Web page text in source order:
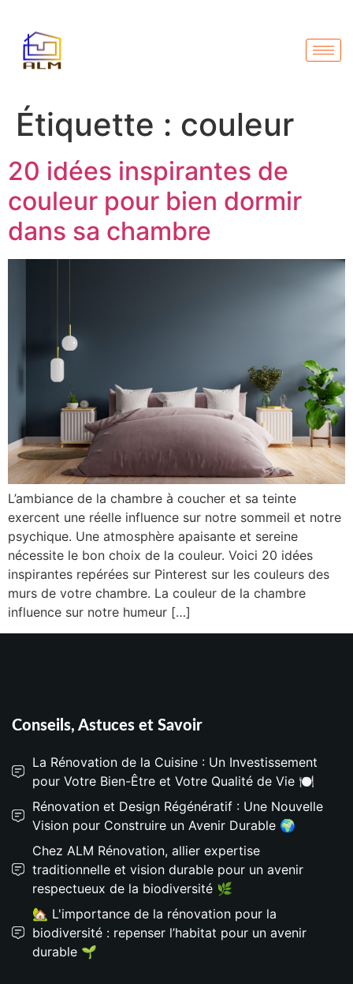
Étiquette : couleur
20 idées inspirantes de
couleur pour bien dormir
dans sa chambre
L’ambiance de la chambre à coucher et sa teinte
exercent une réelle influence sur notre sommeil et notre
psychique. Une atmosphère apaisante et sereine
nécessite le bon choix de la couleur. Voici 20 idées
inspirantes repérées sur Pinterest sur les couleurs des
murs de votre chambre. La couleur de la chambre
influence sur notre humeur […]
Conseils, Astuces et Savoir
La Rénovation de la Cuisine : Un Investissement
pour Votre Bien-Être et Votre Qualité de Vie 🍽️
Rénovation et Design Régénératif : Une Nouvelle
Vision pour Construire un Avenir Durable 🌍
Chez ALM Rénovation, allier expertise
traditionnelle et vision durable pour un avenir
respectueux de la biodiversité 🌿
🏡 L'importance de la rénovation pour la
biodiversité : repenser l’habitat pour un avenir
durable 🌱